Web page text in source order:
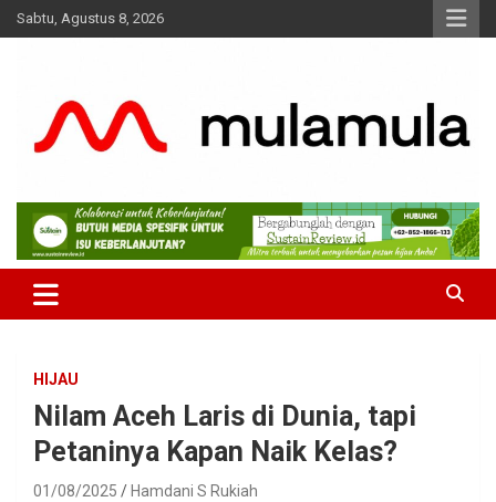
Skip
to
Sabtu, Agustus 8, 2026
MulaMula
Medianya para Gen Z
HIJAU
Nilam Aceh Laris di Dunia, tapi
Petaninya Kapan Naik Kelas?
01/08/2025 Hamdani S Rukiah